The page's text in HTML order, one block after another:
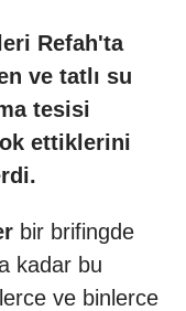
Refah'ta
ve tatlı su
tesisi
ettiklerini
bir brifingde
kadar bu
ve binlerce